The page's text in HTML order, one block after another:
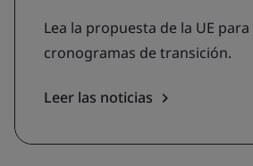
Lea la propuesta de la UE
cronogramas de transición.
Leer las noticias